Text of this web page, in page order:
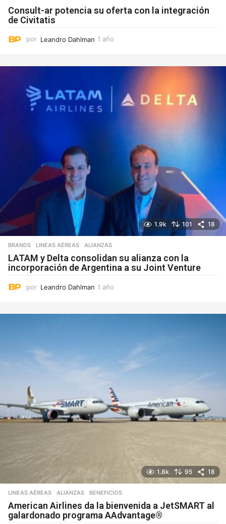
Consult-ar potencia su oferta con la integración
de Civitatis
por Leandro Dahlman 1 año
o
1.9k 101 18
BRANDS ,LINEAS AÉREAS ALIANZAS
LATAM y Delta consolidan su alianza con la
incorporación de Argentina a su Joint Venture
por Leandro Dahlman 1 año
o
1.8k 95 18
LINEAS AÉREAS ALIANZAS ,BENEFICIOS
American Airlines da la bienvenida a JetSMART al
galardonado programa AAdvantage®